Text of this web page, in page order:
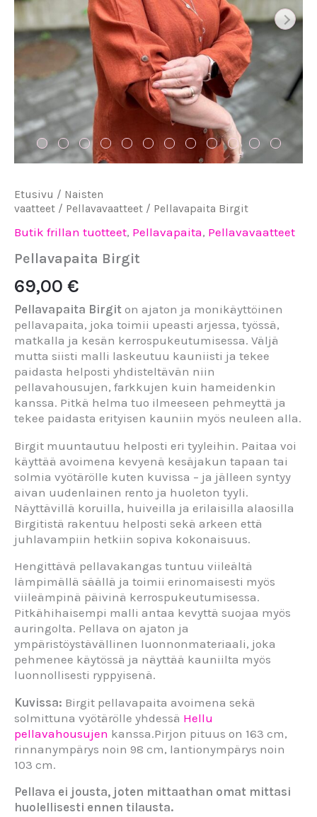
Etusivu / Naisten
vaatteet / Pellavavaatteet / Pellavapaita Birgit
Butik frillan tuotteet, Pellavapaita, Pellavavaatteet
Pellavapaita Birgit
69,00 €
Pellavapaita Birgit on ajaton ja monikäyttöinen
pellavapaita, joka toimii upeasti arjessa, työssä,
matkalla ja kesän kerrospukeutumisessa. Väljä
mutta siisti malli laskeutuu kauniisti ja tekee
paidasta helposti yhdisteltävän niin
pellavahousujen, farkkujen kuin hameidenkin
kanssa. Pitkä helma tuo ilmeeseen pehmeyttä ja
tekee paidasta erityisen kauniin myös neuleen alla.
Birgit muuntautuu helposti eri tyyleihin. Paitaa voi
käyttää avoimena kevyenä kesäjakun tapaan tai
solmia vyötärölle kuten kuvissa – ja jälleen syntyy
aivan uudenlainen rento ja huoleton tyyli.
Näyttävillä koruilla, huiveilla ja erilaisilla alaosilla
Birgitistä rakentuu helposti sekä arkeen että
juhlavampiin hetkiin sopiva kokonaisuus.
Hengittävä pellavakangas tuntuu viileältä
lämpimällä säällä ja toimii erinomaisesti myös
viileämpinä päivinä kerrospukeutumisessa.
Pitkähihaisempi malli antaa kevyttä suojaa myös
auringolta. Pellava on ajaton ja
ympäristöystävällinen luonnonmateriaali, joka
pehmenee käytössä ja näyttää kauniilta myös
luonnollisesti ryppyisenä.
Kuvissa: Birgit pellavapaita avoimena sekä
solmittuna vyötärölle yhdessä Hellu
pellavahousujen kanssa.Pirjon pituus on 163 cm,
rinnanympärys noin 98 cm, lantionympärys noin
103 cm.
Pellava ei jousta, joten mittaathan omat mittasi
huolellisesti ennen tilausta.